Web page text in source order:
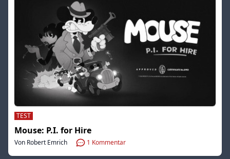
TEST
Mouse: P.I. for Hire
Von Robert Emrich 1 Kommentar